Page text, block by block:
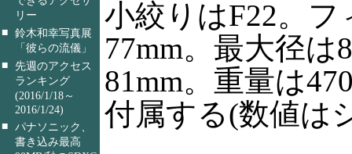
リー
■ 鈴木和幸写真展
「彼らの流儀」
■ 先週のアクセス
ランキング
(2016/1/18～
2016/1/24)
■ パナソニック、
書き込み最高
小絞りはF22。
77mm。最大径は
81mm。重量は
付属する(数値は